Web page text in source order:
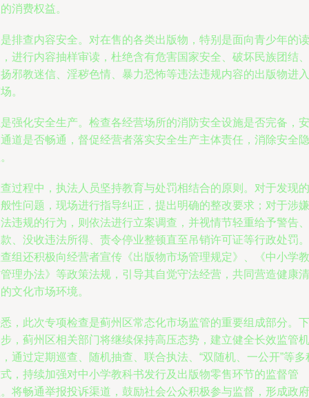
消费权益。
排查内容安全。对在售的各类出版物，特别是面向青少年的读
进行内容抽样审读，杜绝含有危害国家安全、破坏民族团结、
邪教迷信、淫秽色情、暴力恐怖等违法违规内容的出版物进入
。
强化安全生产。检查各经营场所的消防安全设施是否完备，安
道是否畅通，督促经营者落实安全生产主体责任，消除安全隐
过程中，执法人员坚持教育与处罚相结合的原则。对于发现的
性问题，现场进行指导纠正，提出明确的整改要求；对于涉嫌
违规的行为，则依法进行立案调查，并视情节轻重给予警告、
、没收违法所得、责令停业整顿直至吊销许可证等行政处罚。
组还积极向经营者宣传《出版物市场管理规定》、《中小学教
理办法》等政策法规，引导其自觉守法经营，共同营造健康清
文化市场环境。
，此次专项检查是蓟州区常态化市场监管的重要组成部分。下
，蓟州区相关部门将继续保持高压态势，建立健全长效监管机
通过定期巡查、随机抽查、联合执法、“双随机、一公开”等多
，持续加强对中小学教科书发行及出版物零售环节的监督管
将畅通举报投诉渠道，鼓励社会公众积极参与监督，形成政府